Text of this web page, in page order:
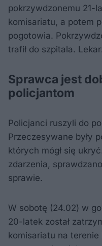
pokrzywdzonemu 21-
komisariatu, a potem
pogotowia.
trafił do szpitala.
Sprawca jest
policjantom
Policjanci ruszyli do
Przeczesywane były
których mógł się
zdarzenia,
sprawie.
W sobotę (24.02) w
20-latek został
komisariatu na